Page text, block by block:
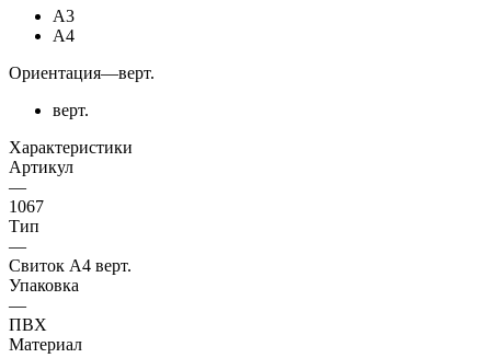
А3
А4
Ориентация—верт.
верт.
Характеристики
Артикул
—
1067
Тип
—
Свиток А4 верт.
Упаковка
—
ПВХ
Материал